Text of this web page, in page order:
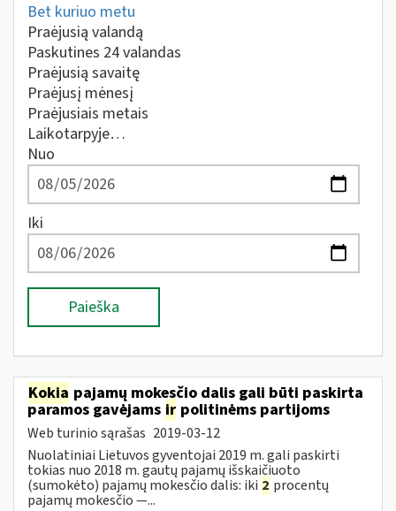
Bet kuriuo metu
Praėjusią valandą
Paskutines 24 valandas
Praėjusią savaitę
Praėjusį mėnesį
Praėjusiais metais
Laikotarpyje…
Nuo
Iki
Paieška
Kokia pajamų mokesčio dalis gali būti paskirta
paramos gavėjams ir politinėms partijoms
Web turinio sąrašas 2019-03-12
Nuolatiniai Lietuvos gyventojai 2019 m. gali paskirti
tokias nuo 2018 m. gautų pajamų išskaičiuoto
(sumokėto) pajamų mokesčio dalis: iki 2 procentų
pajamų mokesčio —...